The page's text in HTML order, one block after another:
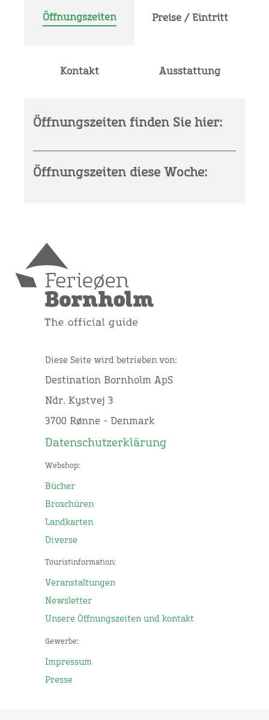
Öffnungszeiten Preise / Eintritt
Kontakt Ausstattung
Öffnungszeiten finden Sie hier:
Öffnungszeiten diese Woche:
Diese Seite wird betrieben von:
Destination Bornholm ApS
Ndr. Kystvej 3
3700 Rønne - Denmark
Datenschutzerklärung
Webshop:
Bücher
Broschüren
Landkarten
Diverse
Touristinformation:
Veranstaltungen
Newsletter
Unsere Öffnungszeiten und kontakt
Gewerbe:
Impressum
Presse